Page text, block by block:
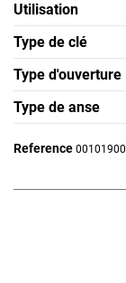
Utilisation
Type de clé
Type d'ouverture
Type de anse
Reference 00101900